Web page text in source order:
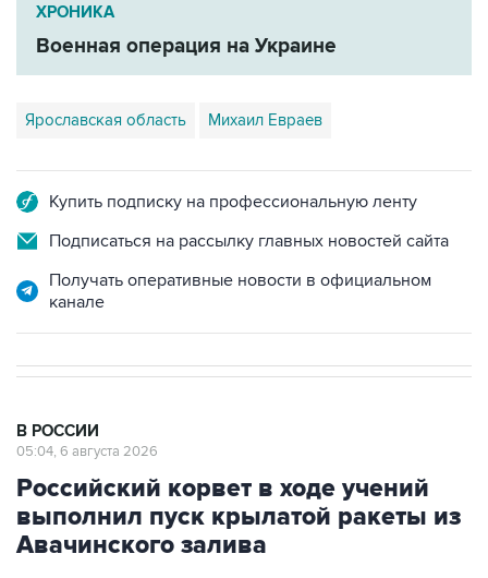
ХРОНИКА
Военная операция на Украине
Ярославская область Михаил Евраев
Купить подписку на профессиональную ленту
Подписаться на рассылку главных новостей сайта
Получать оперативные новости в официальном
канале
В РОССИИ
05:04, 6 августа 2026
Российский корвет в ходе учений
выполнил пуск крылатой ракеты из
Авачинского залива